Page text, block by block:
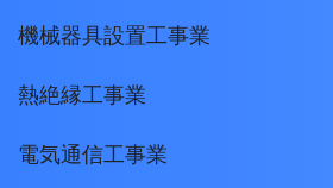
機械器具設置工事業
熱絶縁工事業
電気通信工事業